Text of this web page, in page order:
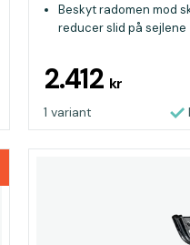
Beskyt radomen mod
reducer slid på sejlene
2.412 kr
1 variant